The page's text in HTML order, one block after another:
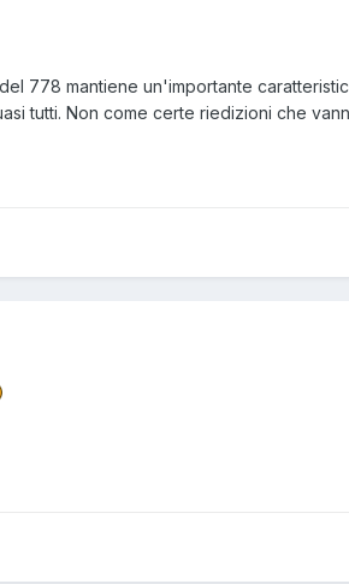
778 mantiene un'importante
tutti. Non come certe riedizioni che